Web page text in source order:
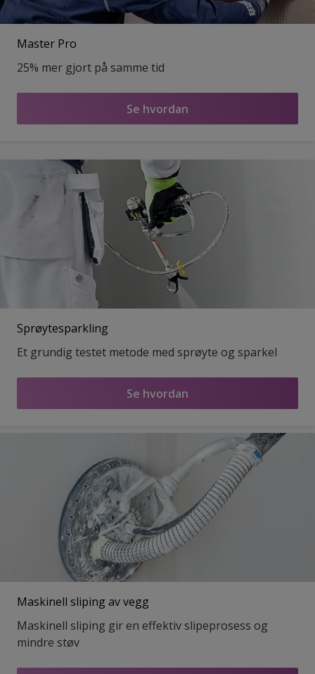
Master Pro
25% mer gjort på samme tid
Se hvordan
Sprøytesparkling
Et grundig testet metode med sprøyte og sparkel
Se hvordan
Maskinell sliping av vegg
Maskinell sliping gir en effektiv slipeprosess og
mindre støv